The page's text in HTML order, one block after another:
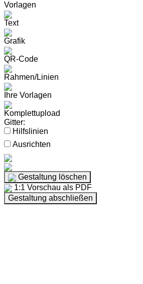
Vorlagen
Text
Grafik
QR-Code
Rahmen/Linien
Ihre Vorlagen
Komplettupload
Gitter:
Hilfslinien
Ausrichten
Gestaltung löschen
1:1 Vorschau als PDF
Gestaltung abschließen